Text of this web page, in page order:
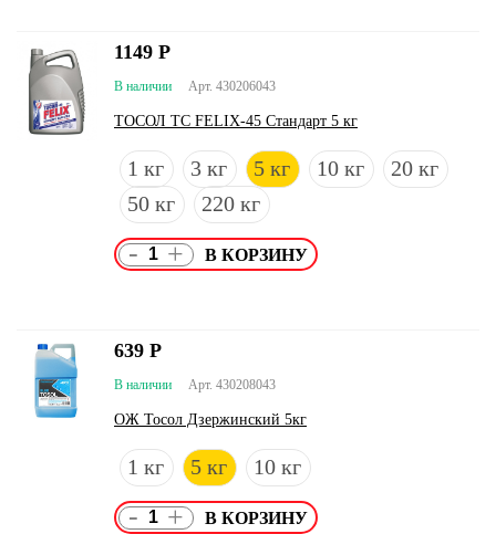
Арт. 430206043
В наличии
ТОСОЛ ТС FELIX-45 Стандарт 5 кг
1 кг 3 кг 5 кг 10 кг
20 кг
50 кг
220 кг
1149 Р
- +
Арт. 430208043
В наличии
ОЖ Тосол Дзержинский 5кг
1 кг 5 кг 10 кг
639 Р
- +